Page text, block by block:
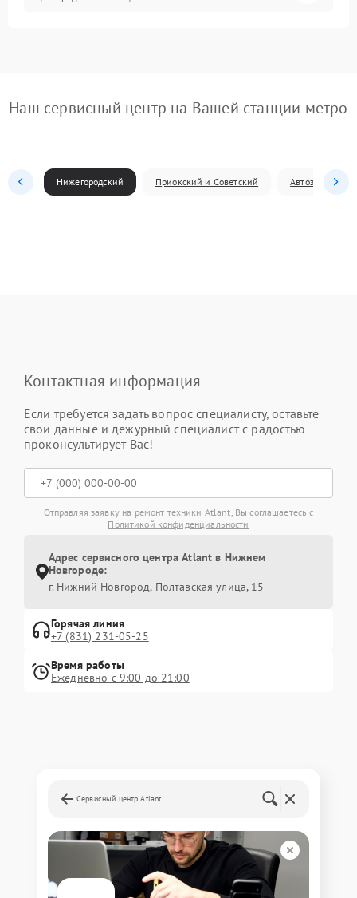
Наш сервисный центр на Вашей станции метро
Нижегородский Приокский и Советский Автозаводский
Контактная информация
Если требуется задать вопрос специалисту, оставьте
свои данные и дежурный специалист с радостью
проконсультирует Вас!
Отправляя заявку на ремонт техники Atlant, Вы соглашаетесь с
Политикой конфиденциальности
Адрес сервисного центра Atlant в Нижнем
Новгороде:
г. Нижний Новгород, Полтавская улица, 15
Горячая линия
+7 (831) 231-05-25
Время работы
Ежедневно с 9:00 до 21:00
Сервисный центр Atlant